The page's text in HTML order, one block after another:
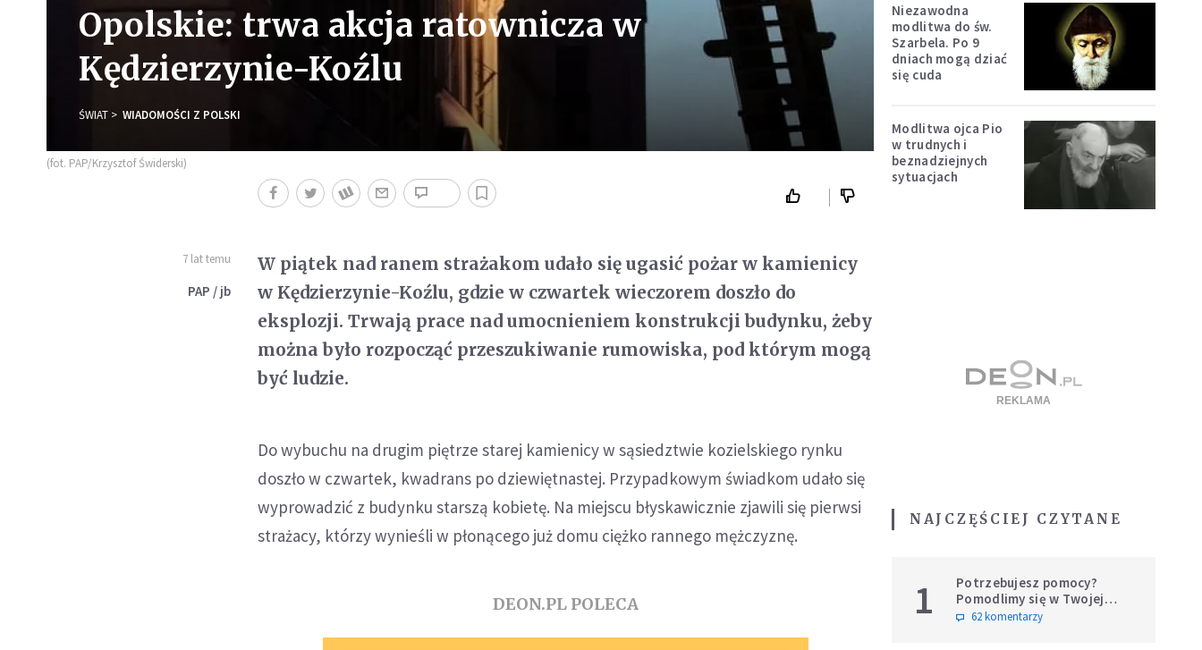
Opolskie: trwa akcja ratownicza w
Kędzierzynie-Koźlu
ŚWIAT WIADOMOŚCI Z POLSKI
(fot. PAP/Krzysztof Świderski)
7 lat temu
PAP / jb
W piątek nad ranem strażakom udało się ugasić pożar w kamienicy
w Kędzierzynie-Koźlu, gdzie w czwartek wieczorem doszło do
eksplozji. Trwają prace nad umocnieniem konstrukcji budynku, żeby
można było rozpocząć przeszukiwanie rumowiska, pod którym mogą
być ludzie.
Do wybuchu na drugim piętrze starej kamienicy w sąsiedztwie kozielskiego rynku
doszło w czwartek, kwadrans po dziewiętnastej. Przypadkowym świadkom udało się
wyprowadzić z budynku starszą kobietę. Na miejscu błyskawicznie zjawili się pierwsi
strażacy, którzy wynieśli w płonącego już domu ciężko rannego mężczyznę.
DEON.PL POLECA
Niezawodna
modlitwa do św.
Szarbela. Po 9
dniach mogą dziać
się cuda
Modlitwa ojca Pio
w trudnych i
beznadziejnych
sytuacjach
NAJCZĘŚCIEJ CZYTANE
1
Potrzebujesz pomocy?
Pomodlimy się w Twojej
intencji
62 komentarzy